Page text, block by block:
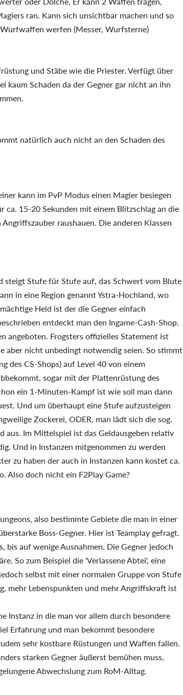
ran. Kann sich unsichtbar machen und so
werfen (Messer, Wurfsterne)
und Stäbe wie die Priester. Verfügt über
kaum Schaden da der Gegner gar nicht an ihn
natürlich auch nicht an den Schaden des
kann im PvP Modus einen Magier besiegen
15-20 Sekunden mit einem Blitzschlag an die
raushauen. Die anderen Klassen
steigt Stufe für Stufe auf, das Schwert vom Blute
in eine Region genannt Ystra-Hochland, wo
Held ist der die Gegner einfach
entdeckt man den Ingame-Cash-Shop.
angeboten. Frogsters offizielles Statement ist
aber nicht unbedingt notwendig seien. So stimmt
des CS-Shops) auf Level 40 von einem
sogar mit der Plattenrüstung des
ein 1-Minuten-Kampf ist wie soll man dann
Und um überhaupt eine Stufe aufzusteigen
Zockerei, ODER, man lädt sich die sog.
aus. Im Mittelspiel ist das Geldausgeben relativ
Und in Instanzen mitgenommen zu werden
zu haben der auch in Instanzen kann kostet ca.
Also doch nicht ein F2Play Game?
also bestimmte Gebiete die man in einer
Boss-Gegner. Hier ist Teamplay gefragt.
bis auf wenige Ausnahmen. Die Gegner jedoch
So zum Beispiel die 'Verlassene Abtei', eine
selbst mit einer normalen Gruppe von Stufe
mehr Lebenspunkten und mehr Angriffskraft ist
Instanz in die man vor allem durch besondere
Erfahrung und man bekommt besondere
sehr kostbare Rüstungen und Waffen fallen.
starken Gegner äußerst bemühen muss,
Abwechslung zum RoM-Alltag.